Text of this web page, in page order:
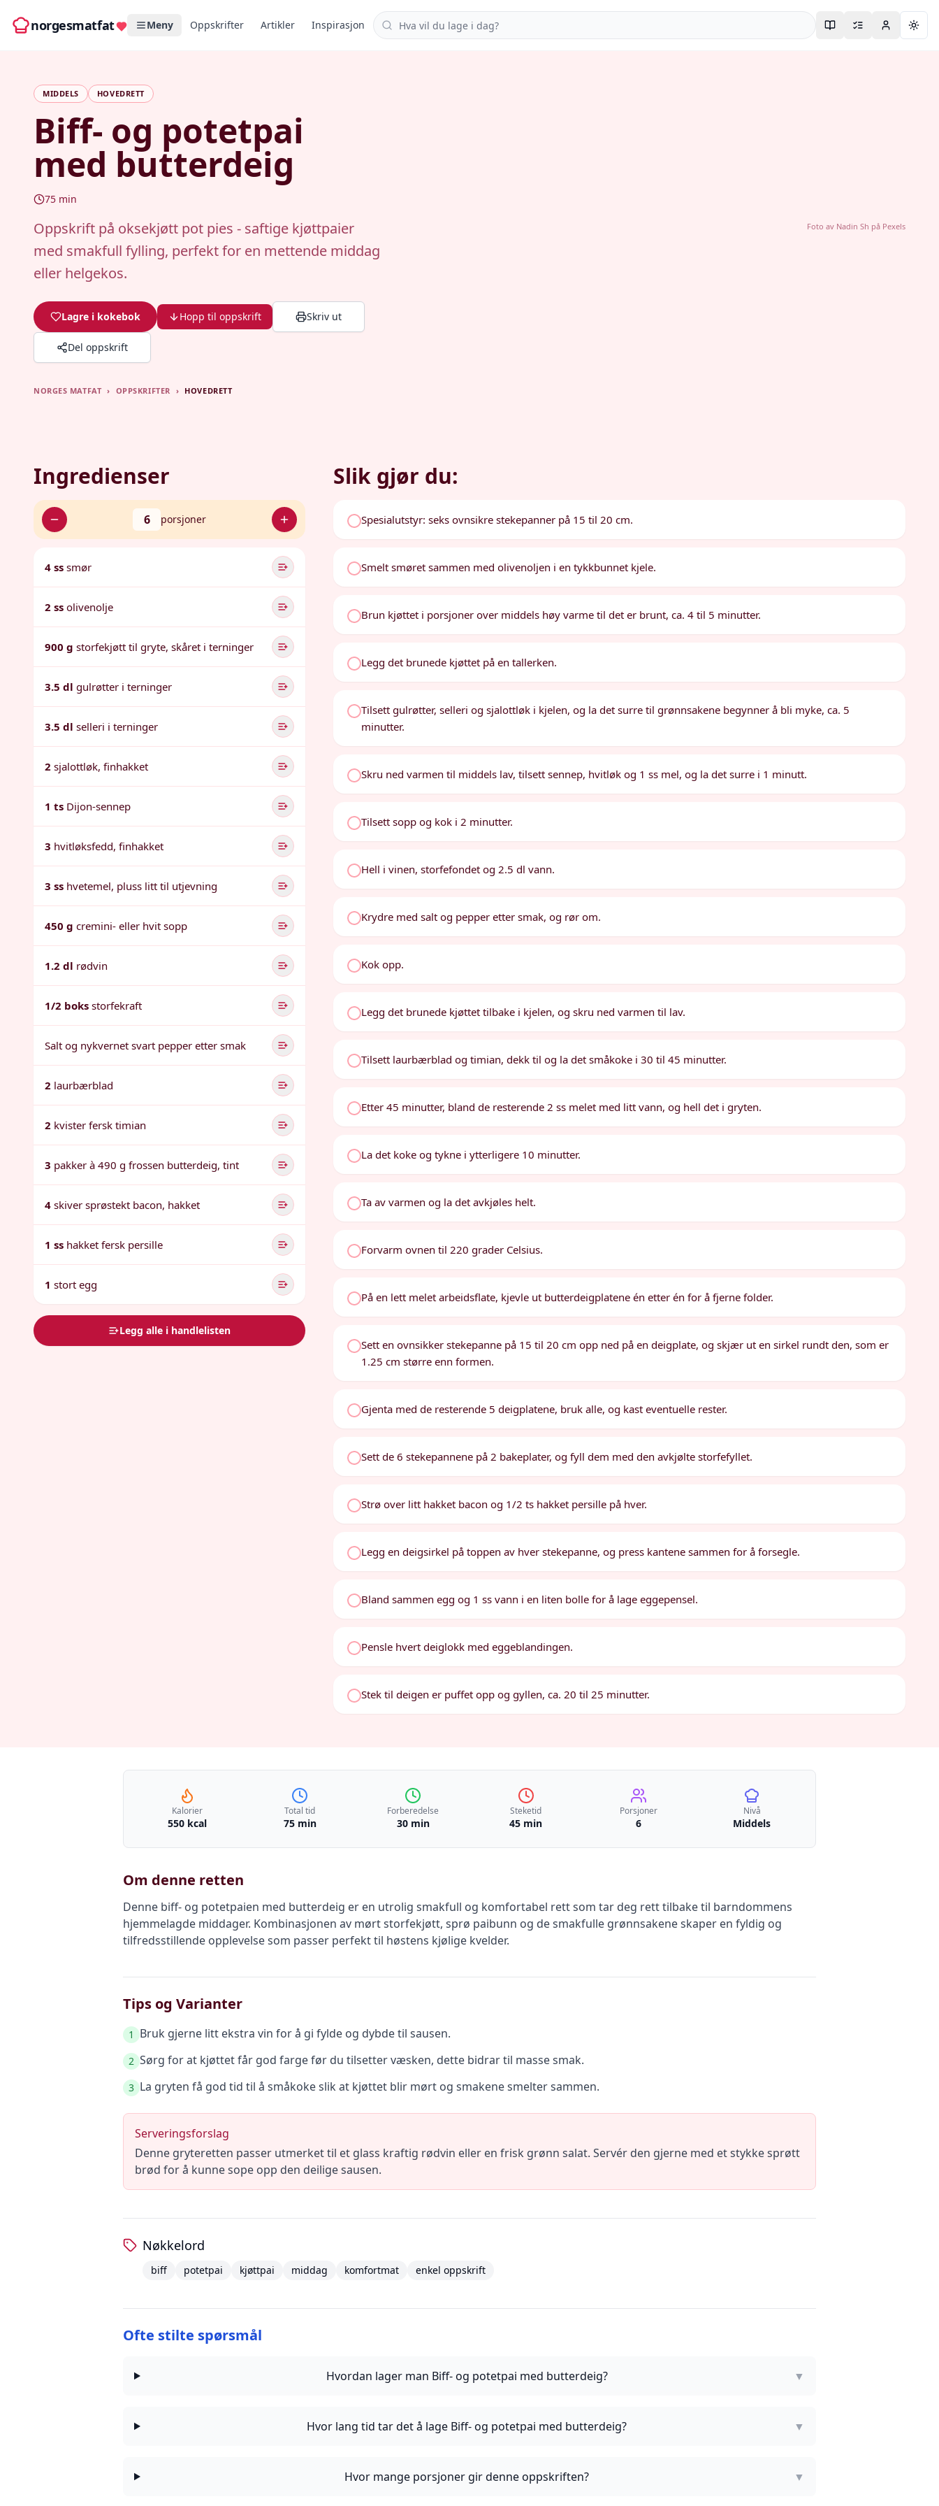
norgesmatfat Meny Oppskrifter Artikler Inspirasjon Søk i oppskrifter
MIDDELS HOVEDRETT
Biff- og potetpai
med butterdeig
75 min
Oppskrift på oksekjøtt pot pies - saftige kjøttpaier
med smakfull fylling, perfekt for en mettende middag
eller helgekos.
Lagre i kokebok Hopp til oppskrift Skriv ut
Del oppskrift
Foto av Nadin Sh på Pexels
NORGES MATFAT › OPPSKRIFTER › HOVEDRETT
Ingredienser
6 porsjoner
4 ss smør
2 ss olivenolje
900 g storfekjøtt til gryte, skåret i terninger
3.5 dl gulrøtter i terninger
3.5 dl selleri i terninger
2 sjalottløk, finhakket
1 ts Dijon-sennep
3 hvitløksfedd, finhakket
3 ss hvetemel, pluss litt til utjevning
450 g cremini- eller hvit sopp
1.2 dl rødvin
1/2 boks storfekraft
Salt og nykvernet svart pepper etter smak
2 laurbærblad
2 kvister fersk timian
3 pakker à 490 g frossen butterdeig, tint
4 skiver sprøstekt bacon, hakket
1 ss hakket fersk persille
1 stort egg
Legg alle i handlelisten
Slik gjør du:
Spesialutstyr: seks ovnsikre stekepanner på 15 til 20 cm.
Smelt smøret sammen med olivenoljen i en tykkbunnet kjele.
Brun kjøttet i porsjoner over middels høy varme til det er brunt, ca. 4 til 5 minutter.
Legg det brunede kjøttet på en tallerken.
Tilsett gulrøtter, selleri og sjalottløk i kjelen, og la det surre til grønnsakene begynner å bli myke, ca. 5
minutter.
Skru ned varmen til middels lav, tilsett sennep, hvitløk og 1 ss mel, og la det surre i 1 minutt.
Tilsett sopp og kok i 2 minutter.
Hell i vinen, storfefondet og 2.5 dl vann.
Krydre med salt og pepper etter smak, og rør om.
Kok opp.
Legg det brunede kjøttet tilbake i kjelen, og skru ned varmen til lav.
Tilsett laurbærblad og timian, dekk til og la det småkoke i 30 til 45 minutter.
Etter 45 minutter, bland de resterende 2 ss melet med litt vann, og hell det i gryten.
La det koke og tykne i ytterligere 10 minutter.
Ta av varmen og la det avkjøles helt.
Forvarm ovnen til 220 grader Celsius.
På en lett melet arbeidsflate, kjevle ut butterdeigplatene én etter én for å fjerne folder.
Sett en ovnsikker stekepanne på 15 til 20 cm opp ned på en deigplate, og skjær ut en sirkel rundt den, som er
1.25 cm større enn formen.
Gjenta med de resterende 5 deigplatene, bruk alle, og kast eventuelle rester.
Sett de 6 stekepannene på 2 bakeplater, og fyll dem med den avkjølte storfefyllet.
Strø over litt hakket bacon og 1/2 ts hakket persille på hver.
Legg en deigsirkel på toppen av hver stekepanne, og press kantene sammen for å forsegle.
Bland sammen egg og 1 ss vann i en liten bolle for å lage eggepensel.
Pensle hvert deiglokk med eggeblandingen.
Stek til deigen er puffet opp og gyllen, ca. 20 til 25 minutter.
Kalorier
550 kcal
Total tid
75 min
Forberedelse
30 min
Steketid
45 min
Porsjoner
6
Nivå
Middels
Om denne retten
Denne biff- og potetpaien med butterdeig er en utrolig smakfull og komfortabel rett som tar deg rett tilbake til barndommens
hjemmelagde middager. Kombinasjonen av mørt storfekjøtt, sprø paibunn og de smakfulle grønnsakene skaper en fyldig og
tilfredsstillende opplevelse som passer perfekt til høstens kjølige kvelder.
Tips og Varianter
1 Bruk gjerne litt ekstra vin for å gi fylde og dybde til sausen.
2 Sørg for at kjøttet får god farge før du tilsetter væsken, dette bidrar til masse smak.
3 La gryten få god tid til å småkoke slik at kjøttet blir mørt og smakene smelter sammen.
Serveringsforslag
Denne gryteretten passer utmerket til et glass kraftig rødvin eller en frisk grønn salat. Servér den gjerne med et stykke sprøtt
brød for å kunne sope opp den deilige sausen.
Nøkkelord
biff potetpai kjøttpai middag komfortmat enkel oppskrift
Ofte stilte spørsmål
Hvordan lager man Biff- og potetpai med butterdeig? ▼
Hvor lang tid tar det å lage Biff- og potetpai med butterdeig? ▼
Hvor mange porsjoner gir denne oppskriften? ▼